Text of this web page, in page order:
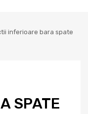
inferioare bara spate
SPATE